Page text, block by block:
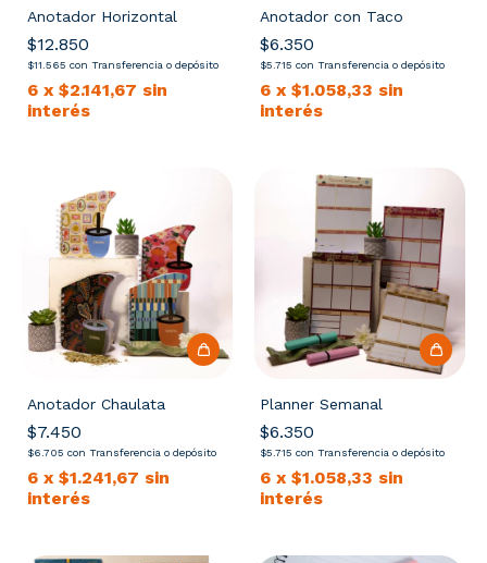
Anotador Horizontal
$12.850
$11.565 con Transferencia o depósito
6 x $2.141,67 sin
interés
Anotador con Taco
$6.350
$5.715 con Transferencia o depósito
6 x $1.058,33 sin
interés
Anotador Chaulata
$7.450
$6.705 con Transferencia o depósito
6 x $1.241,67 sin
interés
Planner Semanal
$6.350
$5.715 con Transferencia o depósito
6 x $1.058,33 sin
interés